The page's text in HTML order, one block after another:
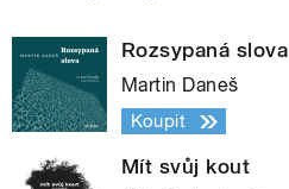
Rozsypaná slova
Martin Daneš
Koupit
Mít svůj kout